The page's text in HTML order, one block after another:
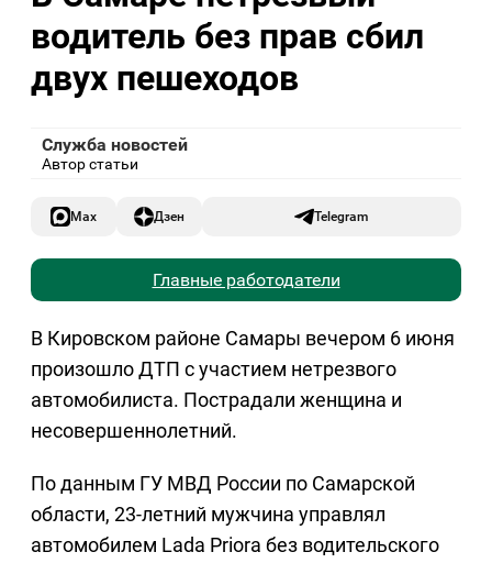
водитель без прав сбил
двух пешеходов
Служба новостей
Автор статьи
Max Дзен Telegram
Главные работодатели
В Кировском районе Самары вечером 6 июня
произошло ДТП с участием нетрезвого
автомобилиста. Пострадали женщина и
несовершеннолетний.
По данным ГУ МВД России по Самарской
области, 23-летний мужчина управлял
автомобилем Lada Priora без водительского